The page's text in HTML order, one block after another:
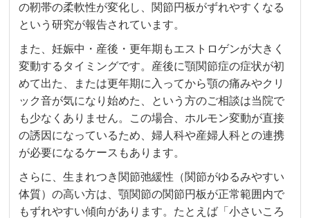
の靭帯の柔軟性が変化し、関節円板がずれやすくなる
という研究が報告されています。
また、妊娠中・産後・更年期もエストロゲンが大きく
変動するタイミングです。産後に顎関節症の症状が初
めて出た、または更年期に入ってから顎の痛みやクリ
ック音が気になり始めた、という方のご相談は当院で
も少なくありません。この場合、ホルモン変動が直接
の誘因になっているため、婦人科や産婦人科との連携
が必要になるケースもあります。
さらに、生まれつき関節弛緩性（関節がゆるみやすい
体質）の高い方は、顎関節の関節円板が正常範囲内で
もずれやすい傾向があります。たとえば「小さいころ